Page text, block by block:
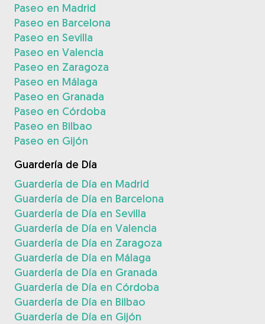
Paseo en Madrid
Paseo en Barcelona
Paseo en Sevilla
Paseo en Valencia
Paseo en Zaragoza
Paseo en Málaga
Paseo en Granada
Paseo en Córdoba
Paseo en Bilbao
Paseo en Gijón
Guardería de Día
Guardería de Día en Madrid
Guardería de Día en Barcelona
Guardería de Día en Sevilla
Guardería de Día en Valencia
Guardería de Día en Zaragoza
Guardería de Día en Málaga
Guardería de Día en Granada
Guardería de Día en Córdoba
Guardería de Día en Bilbao
Guardería de Día en Gijón